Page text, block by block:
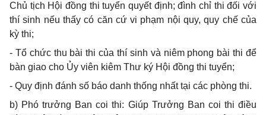
Chủ tịch Hội đồng thi tuyển quyết định; đình chỉ thi đối với
thí sinh nếu thấy có căn cứvi phạm nội quy, quy chế của
kỳ thi;
- Tổ chức thu bài thi của thí sinh và niêm phong bài thi để
bàn giao cho Ủy viên kiêm Thư ký Hội đồng thi tuyển;
- Quy định đánh số báo danh thống nhất tại các phòng thi.
b) Phó trưởng Ban coi thi: Giúp Trưởng Ban coi thi điều